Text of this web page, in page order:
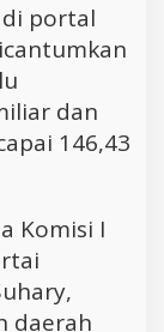
portal
dan
146,43
Komisi I
daerah